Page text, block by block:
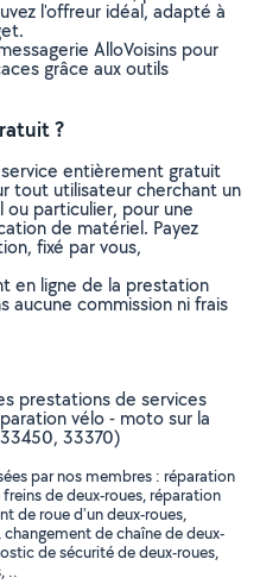
l'offreur idéal, adapté à
AlloVoisins pour
grâce aux outils
?
entièrement gratuit
tout utilisateur cherchant un
ou particulier, pour une
de matériel. Payez
fixé par vous,
en ligne de la prestation
aucune commission ni frais
prestations de services
vélo - moto sur la
33370)
par nos membres : réparation
de deux-roues, réparation
de roue d'un deux-roues,
de chaîne de deux-
de sécurité de deux-roues,
..